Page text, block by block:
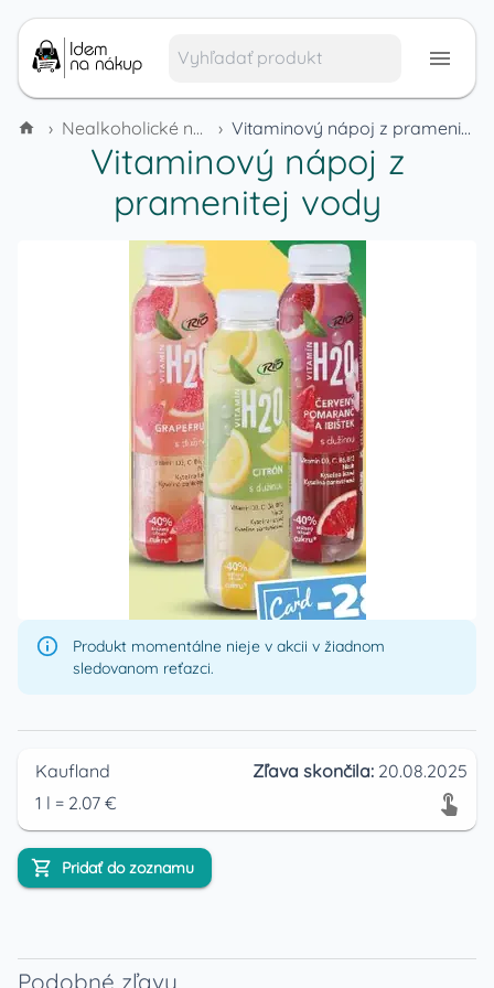
› Nealkoholické nápoje › Vitaminový nápoj z pramenitej vody
Vitaminový nápoj z
pramenitej vody
Produkt momentálne nieje v akcii v žiadnom
sledovanom reťazci.
Kaufland Zľava skončila: 20.08.2025
1 l = 2.07 €
Pridať do zoznamu
Podobné zľavy